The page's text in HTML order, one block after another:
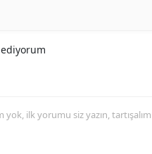
ilk yorumu siz yazın,